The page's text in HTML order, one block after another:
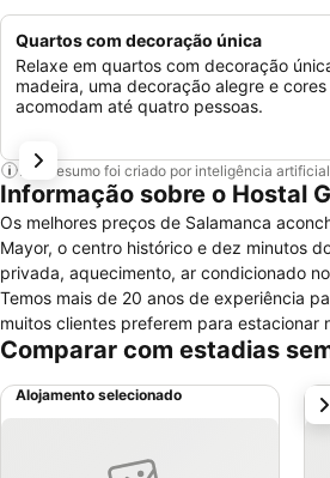
Quartos com decoração única
Relaxe em quartos com decoração
madeira, uma decoração alegre e
acomodam até quatro pessoas.
Este resumo foi criado por inteligência
Informação sobre o Hostal
Os melhores preços de Salamanca
Mayor, o centro histórico e dez minutos
privada, aquecimento, ar condicionado
Temos mais de 20 anos de experiência
muitos clientes preferem para estacionar
duração ou grupos empresariais e
Comparar com estadias
Alojamento selecionado